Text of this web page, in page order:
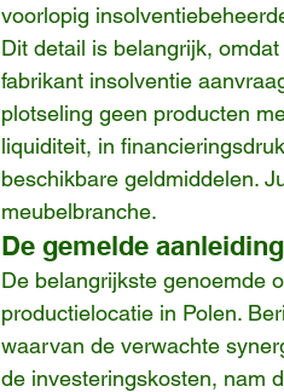
voorlopig
Dit detail is belangrijk,
fabrikant insolventie
plotseling geen producten
liquiditeit, in
beschikbare geldmiddelen.
meubelbranche.
De gemelde
De belangrijkste genoemde
productielocatie in Polen.
waarvan de verwachte
de investeringskosten, nam